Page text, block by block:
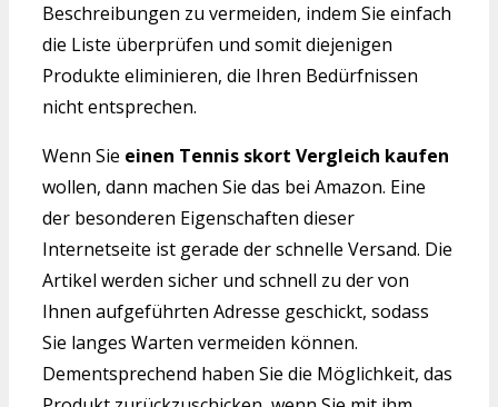
Beschreibungen zu vermeiden, indem Sie einfach
die Liste überprüfen und somit diejenigen
Produkte eliminieren, die Ihren Bedürfnissen
nicht entsprechen.
Wenn Sie einen Tennis skort Vergleich kaufen
wollen, dann machen Sie das bei Amazon. Eine
der besonderen Eigenschaften dieser
Internetseite ist gerade der schnelle Versand. Die
Artikel werden sicher und schnell zu der von
Ihnen aufgeführten Adresse geschickt, sodass
Sie langes Warten vermeiden können.
Dementsprechend haben Sie die Möglichkeit, das